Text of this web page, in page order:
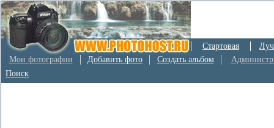
Стартовая
Мои фотографии
Добавить фото Создать альбом
Поиск